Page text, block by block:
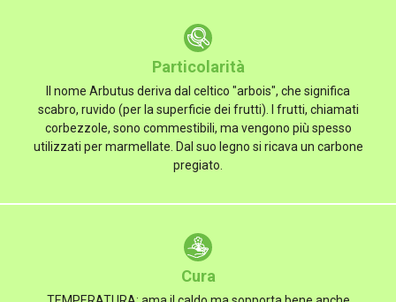
Particolarità
Il nome Arbutus deriva dal celtico "arbois", che significa
scabro, ruvido (per la superficie dei frutti). I frutti, chiamati
corbezzole, sono commestibili, ma vengono più spesso
utilizzati per marmellate. Dal suo legno si ricava un carbone
pregiato.
Cura